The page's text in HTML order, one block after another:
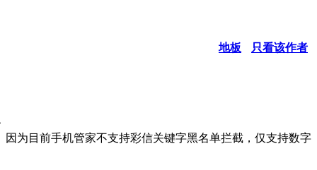
地板 只看该作者
为目前手机管家不支持彩信关键字黑名单拦截，仅支持数字